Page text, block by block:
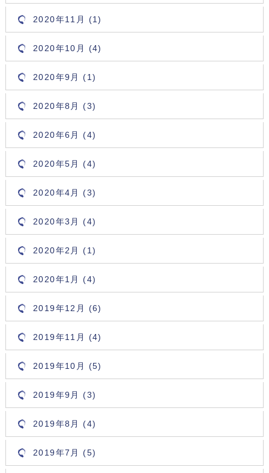
2020年11月 (1)
2020年10月 (4)
2020年9月 (1)
2020年8月 (3)
2020年6月 (4)
2020年5月 (4)
2020年4月 (3)
2020年3月 (4)
2020年2月 (1)
2020年1月 (4)
2019年12月 (6)
2019年11月 (4)
2019年10月 (5)
2019年9月 (3)
2019年8月 (4)
2019年7月 (5)